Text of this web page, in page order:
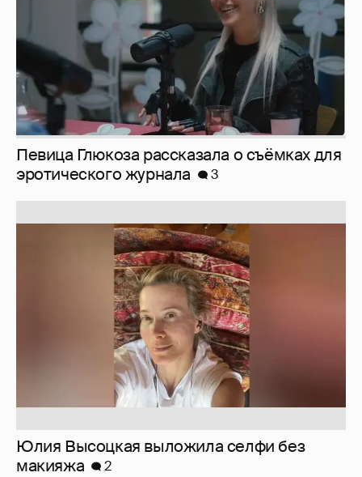
Певица Глюкоза рассказала о съёмках для
эротического журнала
3
Юлия Высоцкая выложила селфи без
макияжа
2